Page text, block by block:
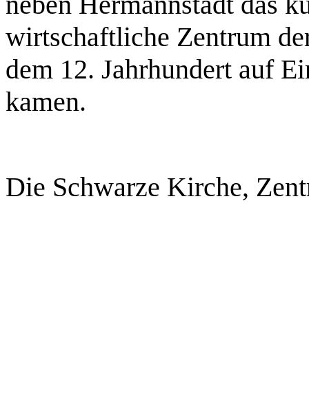
wirtschaftliche Zentrum
dem 12. Jahrhundert auf
kamen.
Die Schwarze Kirche,